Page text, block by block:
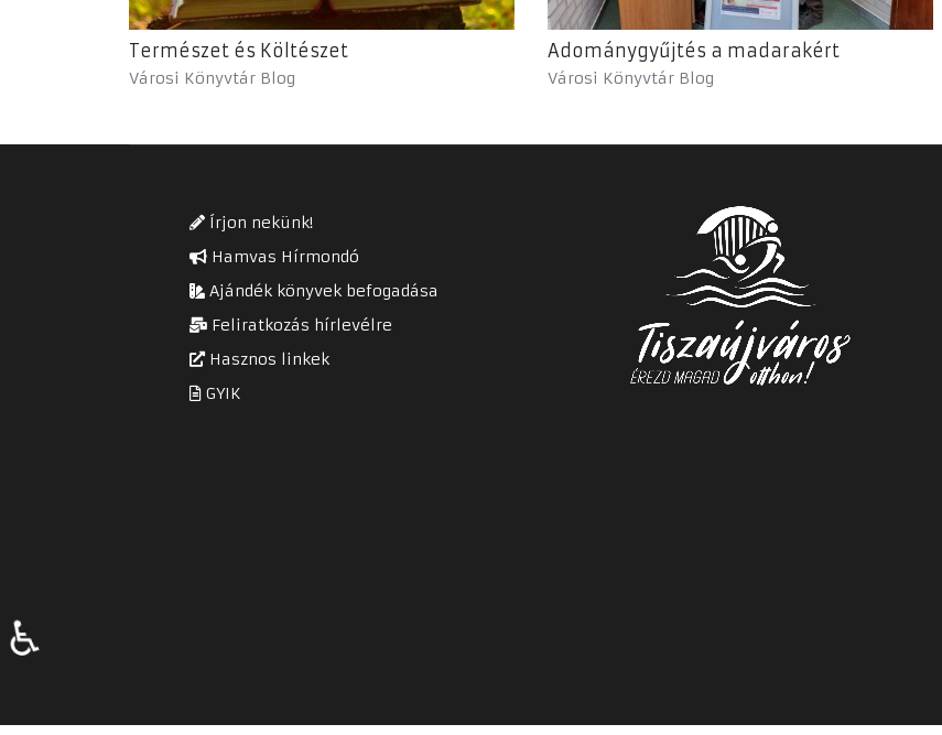
Természet és Költészet
Városi Könyvtár Blog
Adománygyűjtés a madarakért
Városi Könyvtár Blog
Írjon nekünk!
Hamvas Hírmondó
Ajándék könyvek befogadása
Feliratkozás hírlevélre
Hasznos linkek
GYIK